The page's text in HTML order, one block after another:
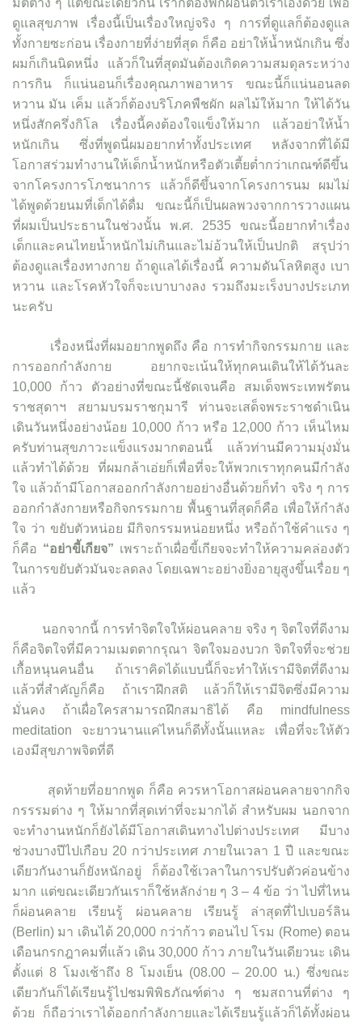
มิติต่าง ๆ แต่ขณะเดียวกัน เราก็ต้องพักผ่อนตัวเราเองด้วย เพื่อ
ดูแลสุขภาพ เรื่องนี้เป็นเรื่องใหญ่จริง ๆ การที่ดูแลก็ต้องดูแล
ทั้งกายซะก่อน เรื่องกายที่ง่ายที่สุด ก็คือ อย่าให้น้ำหนักเกิน ซึ่ง
ผมก็เกินนิดหนึ่ง แล้วก็ในที่สุดมันต้องเกิดความสมดุลระหว่าง
การกิน ก็แน่นอนก็เรื่องคุณภาพอาหาร ขณะนี้ก็แน่นอนลด
หวาน มัน เค็ม แล้วก็ต้องบริโภคพืชผัก ผลไม้ให้มาก ให้ได้วัน
หนึ่งสักครึ่งกิโล เรื่องนี้คงต้องใจแข็งให้มาก แล้วอย่าให้น้ำ
หนักเกิน ซึ่งที่พูดนี่ผมอยากทำทั้งประเทศ หลังจากที่ได้มี
โอกาสร่วมทำงานให้เด็กน้ำหนักหรือตัวเตี้ยต่ำกว่าเกณฑ์ดีขึ้น
จากโครงการโภชนาการ แล้วก็ดีขึ้นจากโครงการนม ผมไม่
ได้พูดด้วยนมที่เด็กได้ดื่ม ขณะนี้ก็เป็นผลพวงจากการวางแผน
ที่ผมเป็นประธานในช่วงนั้น พ.ศ. 2535 ขณะนี้อยากทำเรื่อง
เด็กและคนไทยน้ำหนักไม่เกินและไม่อ้วนให้เป็นปกติ สรุปว่า
ต้องดูแลเรื่องทางกาย ถ้าดูแลได้เรื่องนี้ ความดันโลหิตสูง เบา
หวาน และโรคหัวใจก็จะเบาบางลง รวมถึงมะเร็งบางประเภท
นะครับ
เรื่องหนึ่งที่ผมอยากพูดถึง คือ การทำกิจกรรมกาย และ
การออกกำลังกาย อยากจะเน้นให้ทุกคนเดินให้ได้วันละ
10,000 ก้าว ตัวอย่างที่ขณะนี้ชัดเจนคือ สมเด็จพระเทพรัตน
ราชสุดาฯ สยามบรมราชกุมารี ท่านจะเสด็จพระราชดำเนิน
เดินวันหนึ่งอย่างน้อย 10,000 ก้าว หรือ 12,000 ก้าว เห็นไหม
ครับท่านสุขภาวะแข็งแรงมากตอนนี้ แล้วท่านมีความมุ่งมั่น
แล้วทำได้ด้วย ที่ผมกล้าเอ่ยก็เพื่อที่จะให้พวกเราทุกคนมีกำลัง
ใจ แล้วถ้ามีโอกาสออกกำลังกายอย่างอื่นด้วยก็ทำ จริง ๆ การ
ออกกำลังกายหรือกิจกรรมกาย พื้นฐานที่สุดก็คือ เพื่อให้กำลัง
ใจ ว่า ขยับตัวหน่อย มีกิจกรรมหน่อยหนึ่ง หรือถ้าใช้คำแรง ๆ
ก็คือ “อย่าขี้เกียจ” เพราะถ้าเผื่อขี้เกียจจะทำให้ความคล่องตัว
ในการขยับตัวมันจะลดลง โดยเฉพาะอย่างยิ่งอายุสูงขึ้นเรื่อย ๆ
แล้ว
นอกจากนี้ การทำจิตใจให้ผ่อนคลาย จริง ๆ จิตใจที่ดีงาม
ก็คือจิตใจที่มีความเมตตากรุณา จิตใจมองบวก จิตใจที่จะช่วย
เกื้อหนุนคนอื่น ถ้าเราคิดได้แบบนี้ก็จะทำให้เรามีจิตที่ดีงาม
แล้วที่สำคัญก็คือ ถ้าเราฝึกสติ แล้วก็ให้เรามีจิตซึ่งมีความ
มั่นคง ถ้าเผื่อใครสามารถฝึกสมาธิได้ คือ mindfulness
meditation จะยาวนานแค่ไหนก็ดีทั้งนั้นแหละ เพื่อที่จะให้ตัว
เองมีสุขภาพจิตที่ดี
สุดท้ายที่อยากพูด ก็คือ ควรหาโอกาสผ่อนคลายจากกิจ
กรรรมต่าง ๆ ให้มากที่สุดเท่าที่จะมากได้ สำหรับผม นอกจาก
จะทำงานหนักก็ยังได้มีโอกาสเดินทางไปต่างประเทศ มีบาง
ช่วงบางปีไปเกือบ 20 กว่าประเทศ ภายในเวลา 1 ปี และขณะ
เดียวกันงานก็ยังหนักอยู่ ก็ต้องใช้เวลาในการปรับตัวค่อนข้าง
มาก แต่ขณะเดียวกันเราก็ใช้หลักง่าย ๆ 3 – 4 ข้อ ว่า ไปที่ไหน
ก็ผ่อนคลาย เรียนรู้ ผ่อนคลาย เรียนรู้ ล่าสุดที่ไปเบอร์ลิน
(Berlin) มา เดินได้ 20,000 กว่าก้าว ตอนไป โรม (Rome) ตอน
เดือนกรกฎาคมที่แล้ว เดิน 30,000 ก้าว ภายในวันเดียวนะ เดิน
ตั้งแต่ 8 โมงเช้าถึง 8 โมงเย็น (08.00 – 20.00 น.) ซึ่งขณะ
เดียวกันก็ได้เรียนรู้ไปชมพิพิธภัณฑ์ต่าง ๆ ชมสถานที่ต่าง ๆ
ด้วย ก็ถือว่าเราได้ออกกำลังกายและได้เรียนรู้แล้วก็ได้ทั้งผ่อน